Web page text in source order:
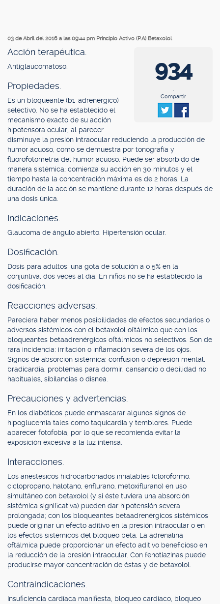
03 de Abril del 2016 a las 09:44 pm Principio Activo (P.A) Betaxolol
934
.
Compartir
Acción terapéutica.
Antiglaucomatoso.
Propiedades.
Es un bloqueante (b1-adrenérgico)
selectivo. No se ha establecido el
mecanismo exacto de su acción
hipotensora ocular; al parecer
disminuye la presión intraocular reduciendo la producción de
humor acuoso, como se demuestra por tonografía y
fluorofotometría del humor acuoso. Puede ser absorbido de
manera sistémica; comienza su acción en 30 minutos y el
tiempo hasta la concentración máxima es de 2 horas. La
duración de la acción se mantiene durante 12 horas después de
una dosis única.
Indicaciones.
Glaucoma de ángulo abierto. Hipertensión ocular.
Dosificación.
Dosis para adultos: una gota de solución a 0,5% en la
conjuntiva, dos veces al día. En niños no se ha establecido la
dosificación.
Reacciones adversas.
Pareciera haber menos posibilidades de efectos secundarios o
adversos sistémicos con el betaxolol oftálmico que con los
bloqueantes betaadrenérgicos oftálmicos no selectivos. Son de
rara incidencia: irritación o inflamación severa de los ojos.
Signos de absorción sistémica: confusión o depresión mental,
bradicardia, problemas para dormir, cansancio o debilidad no
habituales, sibilancias o disnea.
Precauciones y advertencias.
En los diabéticos puede enmascarar algunos signos de
hipoglucemia tales como taquicardia y temblores. Puede
aparecer fotofobia, por lo que se recomienda evitar la
exposición excesiva a la luz intensa.
Interacciones.
Los anestésicos hidrocarbonados inhalables (cloroformo,
ciclopropano, halotano, enflurano, metoxiflurano) en uso
simultáneo con betaxolol (y si éste tuviera una absorción
sistémica significativa) pueden dar hipotensión severa
prolongada; con los bloqueantes betaadrenérgicos sistémicos
puede originar un efecto aditivo en la presión intraocular o en
los efectos sistémicos del bloqueo beta. La adrenalina
oftálmica puede proporcionar un efecto aditivo beneficioso en
la reducción de la presión intraocular. Con fenotiazinas puede
producirse mayor concentración de éstas y de betaxolol.
Contraindicaciones.
Insuficiencia cardíaca manifiesta, bloqueo cardíaco, bloqueo